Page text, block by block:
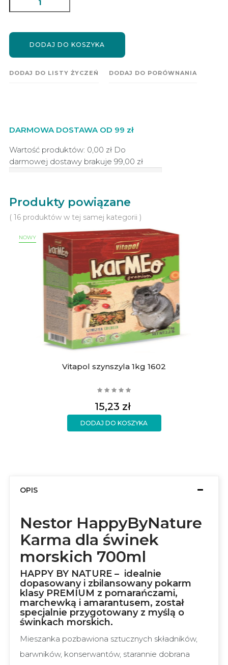
DODAJ DO KOSZYKA
DODAJ DO LISTY ŻYCZEŃ DODAJ DO PORÓWNANIA
DARMOWA DOSTAWA OD 99 zł
Wartość produktów: 0,00 zł Do
darmowej dostawy brakuje 99,00 zł
Produkty powiązane
( 16 produktów w tej samej kategorii )
NOWY
Vitapol szynszyla 1kg 1602
Cena
15,23 zł
DODAJ DO KOSZYKA
OPIS
Nestor HappyByNature
Karma dla świnek
morskich 700ml
HAPPY BY NATURE – idealnie
dopasowany i zbilansowany pokarm
klasy PREMIUM z pomarańczami,
marchewką i amarantusem, został
specjalnie przygotowany z myślą o
świnkach morskich.
Mieszanka pozbawiona sztucznych składników,
barwników, konserwantów, starannie dobrana